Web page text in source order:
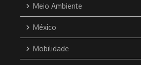
Meio Ambiente
México
Mobilidade